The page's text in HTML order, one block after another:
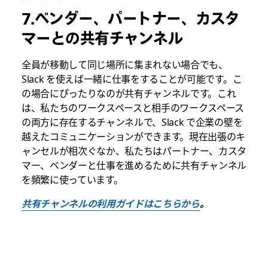
7.ベンダー、パートナー、カスタ
マーとの共有チャンネル
全員が移動して同じ場所に集まれない場合でも、
Slack を使えば一緒に仕事をすることが可能です。こ
の場合にぴったりなのが共有チャンネルです。これ
は、私たちのワークスペースと相手のワークスペース
の両方に存在するチャンネルで、Slack で企業の壁を
越えたコミュニケーションができます。現在出張のキ
ャンセルが相次ぐなか、私たちはパートナー、カスタ
マー、ベンダーと仕事を進めるために共有チャンネル
を頻繁に使っています。
共有チャンネルの利用ガイドはこちらから。